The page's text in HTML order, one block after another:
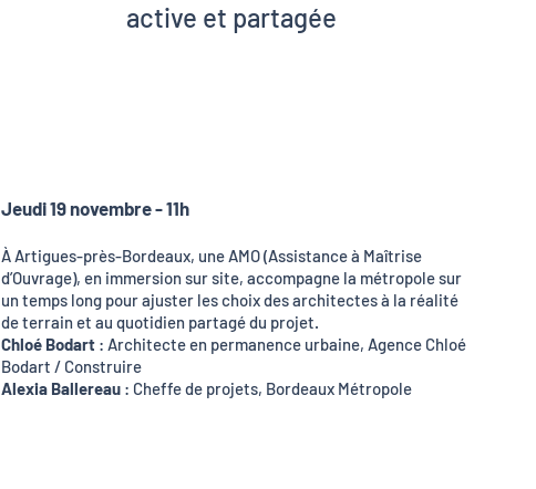
active et partagée
Jeudi 19 novembre - 11h
À Artigues-près-Bordeaux, une AMO (Assistance à Maîtrise
d’Ouvrage), en immersion sur site, accompagne la métropole sur
un temps long pour ajuster les choix des architectes à la réalité
de terrain et au quotidien partagé du projet.
Chloé Bodart : Architecte en permanence urbaine, Agence Chloé
Bodart / Construire
Alexia Ballereau : Cheffe de projets, Bordeaux Métropole